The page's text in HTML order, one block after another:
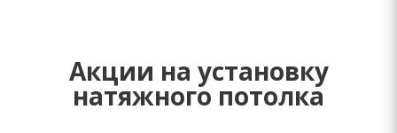
Акции на установку
натяжного потолка